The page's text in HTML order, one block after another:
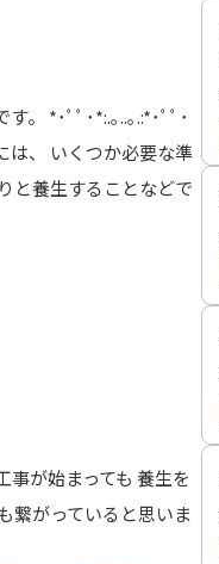
。 *･ﾟﾟ･*:.｡..｡.:*･ﾟﾟ･
は、 いくつか必要な準
と養生することなどで
が始まっても 養生を
繋がっていると思いま